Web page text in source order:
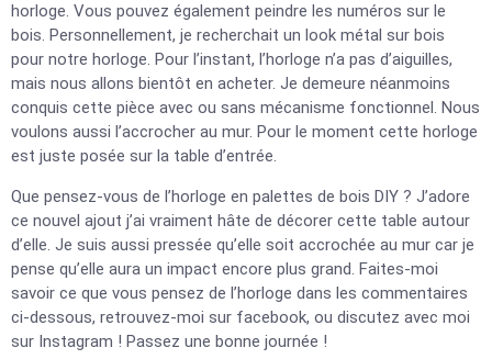
horloge. Vous pouvez également peindre les numéros sur le
bois. Personnellement, je recherchait un look métal sur bois
pour notre horloge. Pour l’instant, l’horloge n’a pas d’aiguilles,
mais nous allons bientôt en acheter. Je demeure néanmoins
conquis cette pièce avec ou sans mécanisme fonctionnel. Nous
voulons aussi l’accrocher au mur. Pour le moment cette horloge
est juste posée sur la table d’entrée.
Que pensez-vous de l’horloge en palettes de bois DIY ? J’adore
ce nouvel ajout j’ai vraiment hâte de décorer cette table autour
d’elle. Je suis aussi pressée qu’elle soit accrochée au mur car je
pense qu’elle aura un impact encore plus grand. Faites-moi
savoir ce que vous pensez de l’horloge dans les commentaires
ci-dessous, retrouvez-moi sur facebook, ou discutez avec moi
sur Instagram ! Passez une bonne journée !